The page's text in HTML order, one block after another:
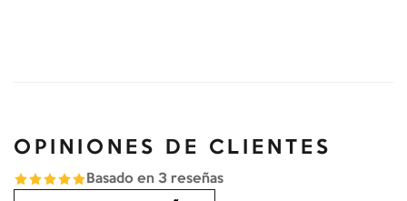
OPINIONES DE CLIENTES
Basado en 3 reseñas